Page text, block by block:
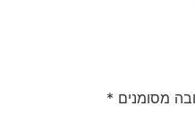
מסומנים *